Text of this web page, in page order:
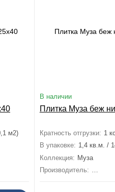
м2)
плитка)
В наличии
Плитка Муза беж
Кратность отгрузки: 1
В упаковке: 1,4 кв.м. /
Коллекция: Муза
Производитель: Unitile